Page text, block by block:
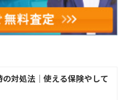
の対処法│使える保険やして